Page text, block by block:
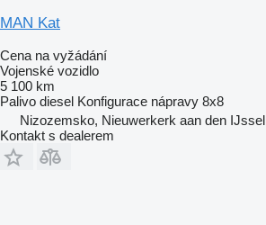
MAN Kat
Cena na vyžádání
Vojenské vozidlo
5 100 km
Palivo diesel Konfigurace nápravy 8x8
Nizozemsko, Nieuwerkerk aan den IJssel
Kontakt s dealerem